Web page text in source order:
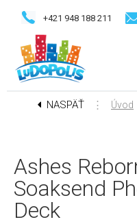
+421 948 188 211
NASPÄŤ ⋮ Úvod
Ashes
Soaksend
Deck